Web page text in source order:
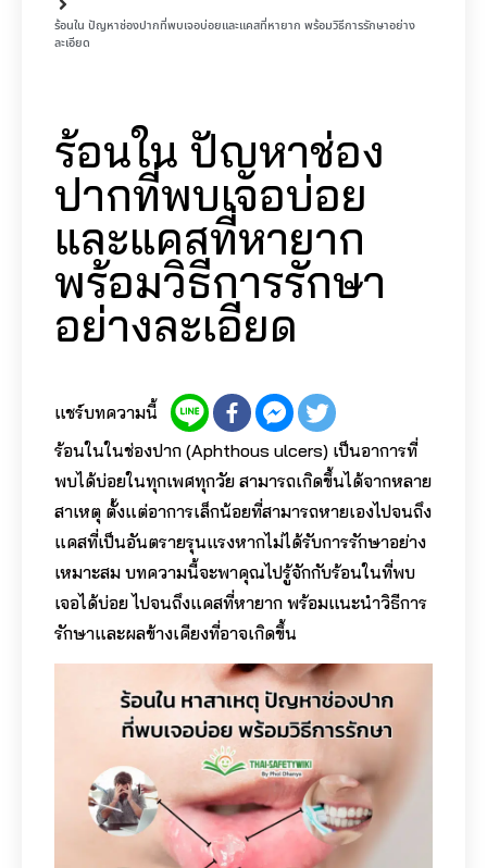
ร้อนใน ปัญหาช่องปากที่พบเจอบ่อยและแคสที่หายาก พร้อมวิธีการรักษาอย่าง
ละเอียด
ร้อนใน ปัญหาช่อง
ปากที่พบเจอบ่อย
และแคสที่หายาก
พร้อมวิธีการรักษา
อย่างละเอียด
แชร์บทความนี้
ร้อนในในช่องปาก (Aphthous ulcers) เป็นอาการที่
พบได้บ่อยในทุกเพศทุกวัย สามารถเกิดขึ้นได้จากหลาย
สาเหตุ ตั้งแต่อาการเล็กน้อยที่สามารถหายเองไปจนถึง
แคสที่เป็นอันตรายรุนแรงหากไม่ได้รับการรักษาอย่าง
เหมาะสม บทความนี้จะพาคุณไปรู้จักกับร้อนในที่พบ
เจอได้บ่อย ไปจนถึงแคสที่หายาก พร้อมแนะนำวิธีการ
รักษาและผลข้างเคียงที่อาจเกิดขึ้น